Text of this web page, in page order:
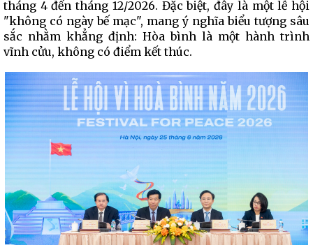
tháng 4 đến tháng 12/2026. Đặc biệt, đây là một lễ hội
"không có ngày bế mạc", mang ý nghĩa biểu tượng sâu
sắc nhằm khẳng định: Hòa bình là một hành trình
vĩnh cửu, không có điểm kết thúc.